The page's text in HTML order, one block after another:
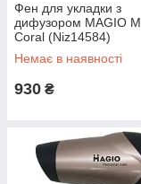
Фен для укладки з
дифузором MAGIO
Coral (Niz14584)
Немає в наявності
930 ₴